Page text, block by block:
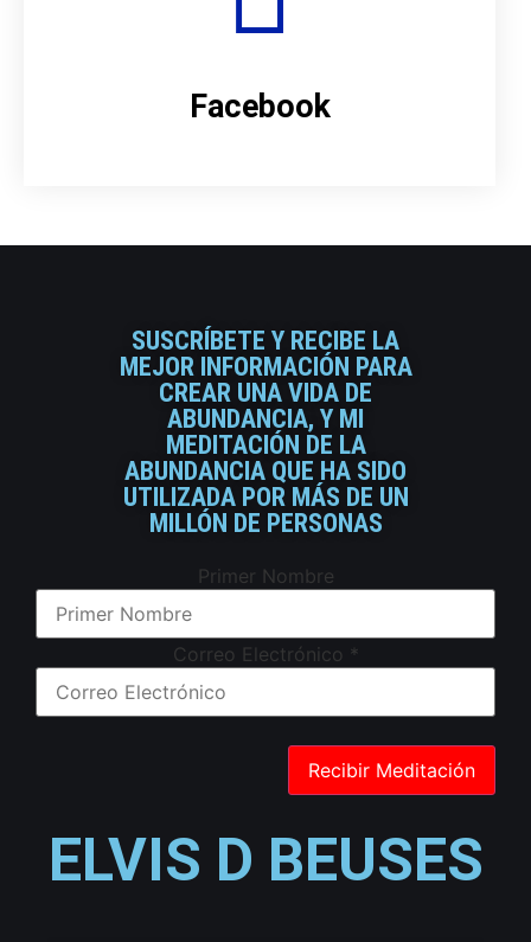
Facebook
SUSCRÍBETE Y RECIBE LA
MEJOR INFORMACIÓN PARA
CREAR UNA VIDA DE
ABUNDANCIA, Y MI
MEDITACIÓN DE LA
ABUNDANCIA QUE HA SIDO
UTILIZADA POR MÁS DE UN
MILLÓN DE PERSONAS
Primer Nombre
Correo Electrónico *
ELVIS D BEUSES